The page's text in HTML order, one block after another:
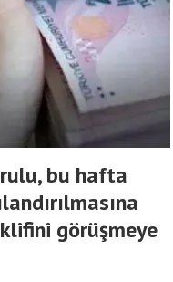
bu hafta
görüşmeye